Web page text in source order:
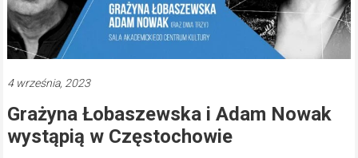
4 września, 2023
Grażyna Łobaszewska i Adam Nowak
wystąpią w Częstochowie